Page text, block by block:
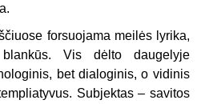
forsuojama meilės lyrika,
Vis dėlto daugelyje
bet dialoginis, o vidinis
Subjektas – savitos